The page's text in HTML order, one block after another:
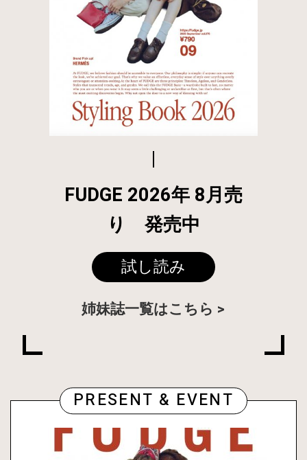
FUDGE 2026年 8月売
り 発売中
試し読み
姉妹誌一覧はこちら
PRESENT & EVENT